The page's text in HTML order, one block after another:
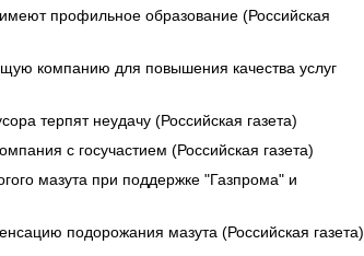
профильное образование (Российская
компанию для повышения качества услуг
терпят неудачу (Российская газета)
с госучастием (Российская газета)
мазута при поддержке "Газпрома" и
подорожания мазута (Российская газета)